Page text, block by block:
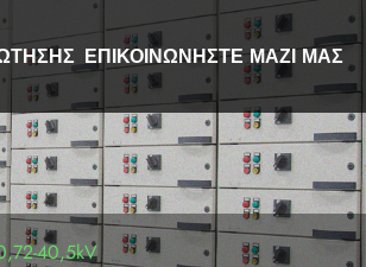
ΕΠΙΚΟΙΝΩΝΉΣΤΕ ΜΑΖΊ ΜΑΣ
40,5kV